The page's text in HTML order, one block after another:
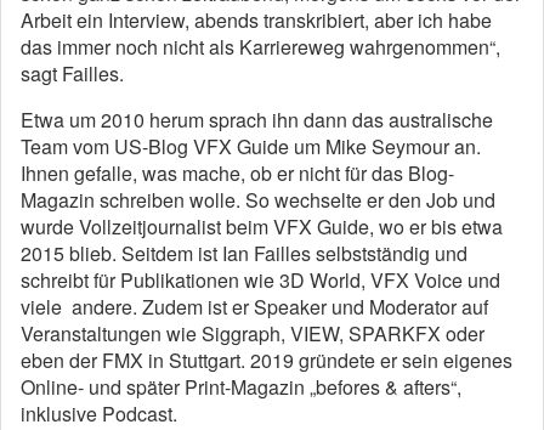
Arbeit ein Interview, abends transkribiert, aber ich habe
das immer noch nicht als Karriereweg wahrgenommen“,
sagt Failles.
Etwa um 2010 herum sprach ihn dann das australische
Team vom US-Blog VFX Guide um Mike Seymour an.
Ihnen gefalle, was mache, ob er nicht für das Blog-
Magazin schreiben wolle. So wechselte er den Job und
wurde Vollzeitjournalist beim VFX Guide, wo er bis etwa
2015 blieb. Seitdem ist Ian Failles selbstständig und
schreibt für Publikationen wie 3D World, VFX Voice und
viele ­ andere. Zudem ist er Speaker und Moderator auf
Veranstaltungen wie Siggraph, VIEW, SPARKFX oder
eben der FMX in Stuttgart. 2019 gründete er sein eigenes
Online- und später Print-Magazin „befores & afters“,
inklusive Podcast.